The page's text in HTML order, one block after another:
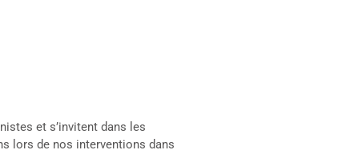
et s’invitent dans les
lors de nos interventions dans